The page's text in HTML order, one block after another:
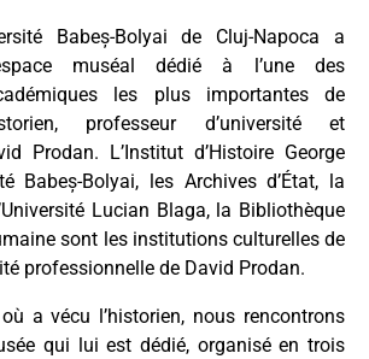
Babeș-Bolyai de Cluj-Napoca a
muséal dédié à l’une des
les plus importantes de
professeur d’université et
Prodan. L’Institut d’Histoire George
Babeș-Bolyai, les Archives d’État, la
Lucian Blaga, la Bibliothèque
sont les institutions culturelles de
professionnelle de David Prodan.
a vécu l’historien, nous rencontrons
qui lui est dédié, organisé en trois